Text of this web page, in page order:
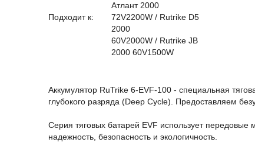
Подходит к:
Атлант 2000
72V2200W / Rutrike D5
2000
60V2000W / Rutrike JB
2000 60V1500W
Аккумулятор RuTrike 6-EVF-100 - специальная
глубокого разряда (Deep Cycle). Предоставляем
Серия тяговых батарей EVF использует
надежность, безопасность и экологичность.